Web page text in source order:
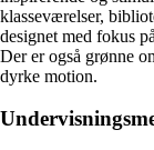
klasseværelser,
designet med fokus
Der er også grønne
dyrke motion.